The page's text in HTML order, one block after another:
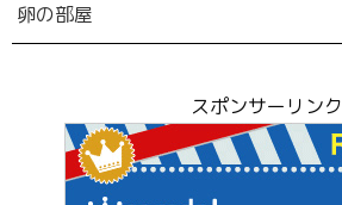
卵の部屋
スポンサーリンク